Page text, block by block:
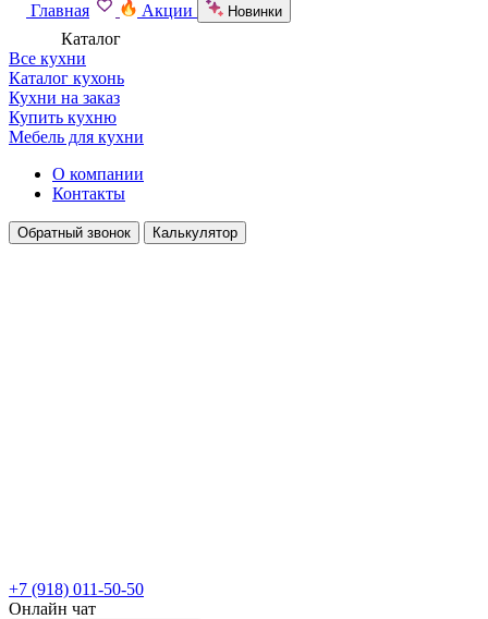
Главная Акции Новинки
Каталог
Все кухни
Каталог кухонь
Кухни на заказ
Купить кухню
Мебель для кухни
О компании
Контакты
Обратный звонок Калькулятор
+7 (918) 011-50-50
Онлайн чат